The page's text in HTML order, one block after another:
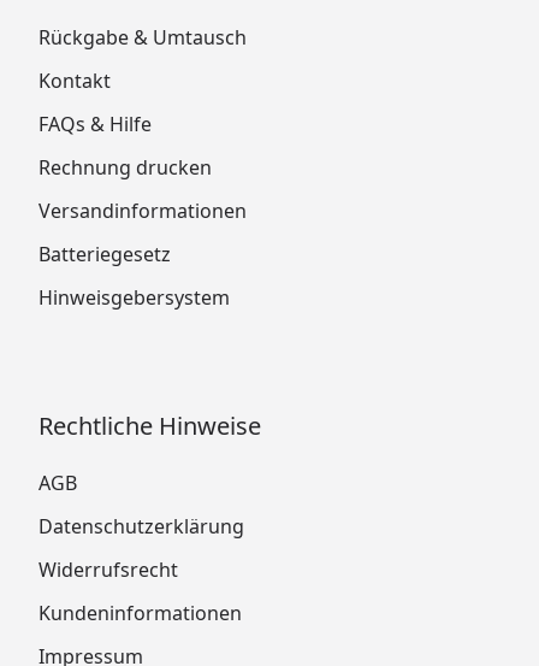
Rückgabe & Umtausch
Kontakt
FAQs & Hilfe
Rechnung drucken
Versandinformationen
Batteriegesetz
Hinweisgebersystem
Rechtliche Hinweise
AGB
Datenschutzerklärung
Widerrufsrecht
Kundeninformationen
Impressum